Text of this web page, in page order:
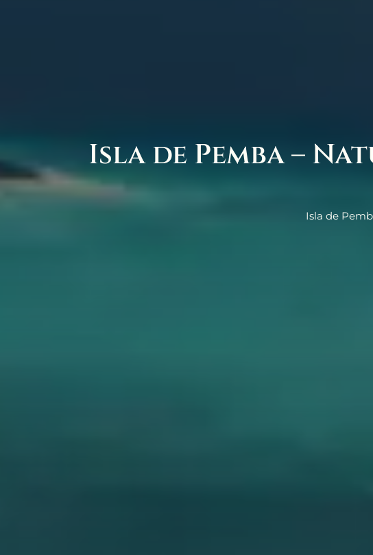
Isla de Pemba –
Isla de